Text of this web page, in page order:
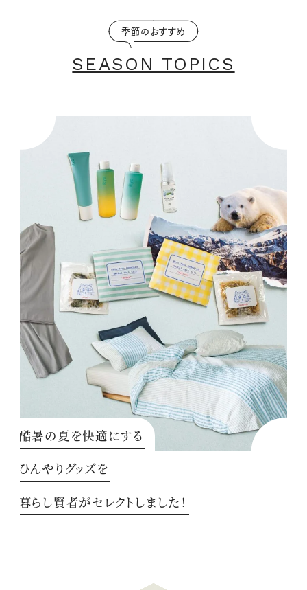
季節のおすすめ
SEASON TOPICS
酷暑の夏を快適にする
ひんやりグッズを
暮らし賢者がセレクトしました！